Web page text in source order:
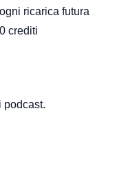
ricarica futura
crediti
podcast.